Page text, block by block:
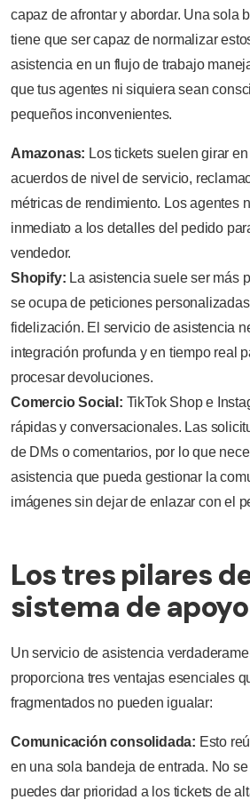
capaz de afrontar y abordar. Una sola
tiene que ser capaz de normalizar
asistencia en un flujo de trabajo
que tus agentes ni siquiera sean
pequeños inconvenientes.
Amazonas: Los tickets suelen girar
acuerdos de nivel de servicio,
métricas de rendimiento. Los agentes
inmediato a los detalles del pedido
vendedor.
Shopify: La asistencia suele ser más
se ocupa de peticiones
fidelización. El servicio de asistencia
integración profunda y en tiempo real
procesar devoluciones.
Comercio Social: TikTok Shop e
rápidas y conversacionales. Las
de DMs o comentarios, por lo que
asistencia que pueda gestionar la
imágenes sin dejar de enlazar con el
Los tres pilares
sistema de
Un servicio de asistencia
proporciona tres ventajas esenciales
fragmentados no pueden igualar:
Comunicación consolidada: Esto
en una sola bandeja de entrada. No
puedes dar prioridad a los tickets de